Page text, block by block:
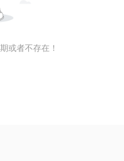
或者不存在！